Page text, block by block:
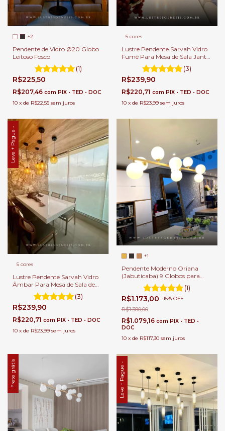
+2
Pendente de Vidro Ø20 Globo
Leitoso Fosco
(1)
R$225,50
R$207,46 com PIX • TED • DOC
10 x de R$22,55 sem juros
5 cores
Lustre Pendente Sarvah Vidro
Fumê Para Mesa de Sala Jantar
e Balcão de Cozinha.
(3)
R$239,90
R$220,71 com PIX • TED • DOC
10 x de R$23,99 sem juros
Leve + Pague -
5 cores
Lustre Pendente Sarvah Vidro
Âmbar Para Mesa de Sala de
(3)
R$239,90
R$220,71 com PIX • TED • DOC
10 x de R$23,99 sem juros
+1
Pendente Moderno Oriana
(Jabuticaba) 9 Globos para
Sala de Jantar e Ambientes
Gourmet
(1)
R$1.173,00 -15% OFF
R$1.380,00
R$1.079,16 com PIX • TED •
DOC
10 x de R$117,30 sem juros
Frete grátis Leve + Pague -